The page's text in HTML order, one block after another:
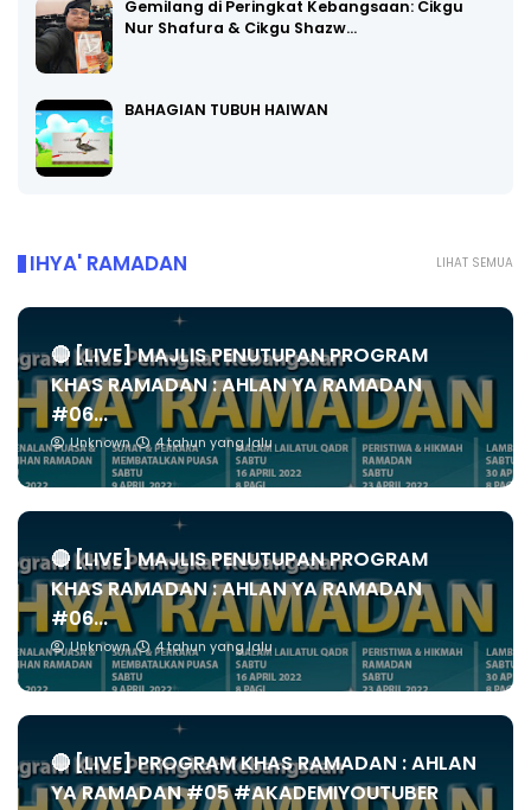
Gemilang di Peringkat Kebangsaan: Cikgu
Nur Shafura & Cikgu Shazw…
BAHAGIAN TUBUH HAIWAN
LIHAT SEMUA
IHYA' RAMADAN
🔴 [LIVE] MAJLIS PENUTUPAN PROGRAM
KHAS RAMADAN : AHLAN YA RAMADAN
#06...
Unknown 4 tahun yang lalu
🔴 [LIVE] MAJLIS PENUTUPAN PROGRAM
KHAS RAMADAN : AHLAN YA RAMADAN
#06...
Unknown 4 tahun yang lalu
🔴 [LIVE] PROGRAM KHAS RAMADAN : AHLAN
YA RAMADAN #05 #AKADEMIYOUTUBER